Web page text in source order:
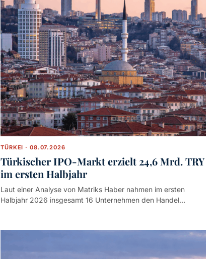
TÜRKEI · 08.07.2026
Türkischer IPO-Markt erzielt 24,6 Mrd. TRY
im ersten Halbjahr
Laut einer Analyse von Matriks Haber nahmen im ersten
Halbjahr 2026 insgesamt 16 Unternehmen den Handel…